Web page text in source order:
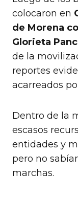
colocaron en
de Morena
Glorieta
de la
reportes
acarreados
Dentro de la
escasos
entidades y
pero no
marchas.